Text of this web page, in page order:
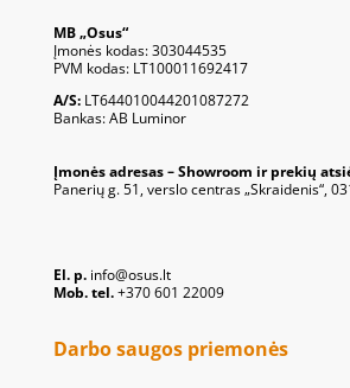
MB „Osus“
Įmonės kodas: 303044535
PVM kodas: LT100011692417
A/S:LT644010044201087272
Bankas: AB Luminor
Įmonės adresas – Showroom ir prekių
Panerių g. 51, verslo centras „Skraidenis“,
El. p.info@osus.lt
Mob. tel.+370 601 22009
Darbo saugos priemonės